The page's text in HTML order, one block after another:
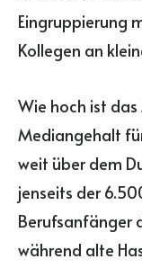
Eingruppierung
Kollegen an
Wie hoch ist
Mediangehalt
weit über dem
jenseits der
Berufsanfänger
während alte